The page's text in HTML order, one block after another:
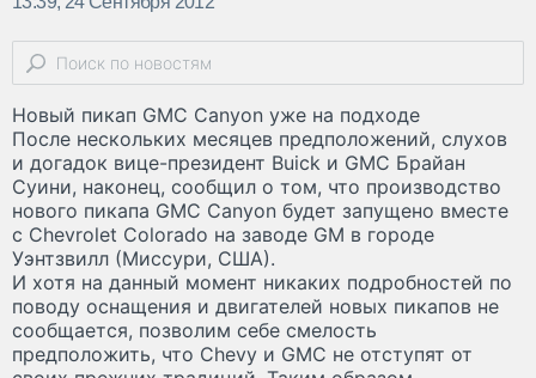
Новый пикап GMC Canyon уже на подходе
После нескольких месяцев предположений, слухов
и догадок вице-президент Buick и GMC Брайан
Суини, наконец, сообщил о том, что производство
нового пикапа GMC Canyon будет запущено вместе
с Chevrolet Colorado на заводе GM в городе
Уэнтзвилл (Миссури, США).
И хотя на данный момент никаких подробностей по
поводу оснащения и двигателей новых пикапов не
сообщается, позволим себе смелость
предположить, что Chevy и GMC не отступят от